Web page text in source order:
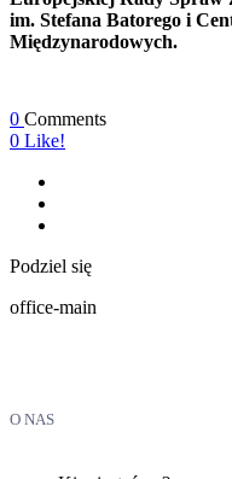
im. Stefana Batorego i
Międzynarodowych.
0 Comments
0 Like!
Podziel się
office-main
O NAS